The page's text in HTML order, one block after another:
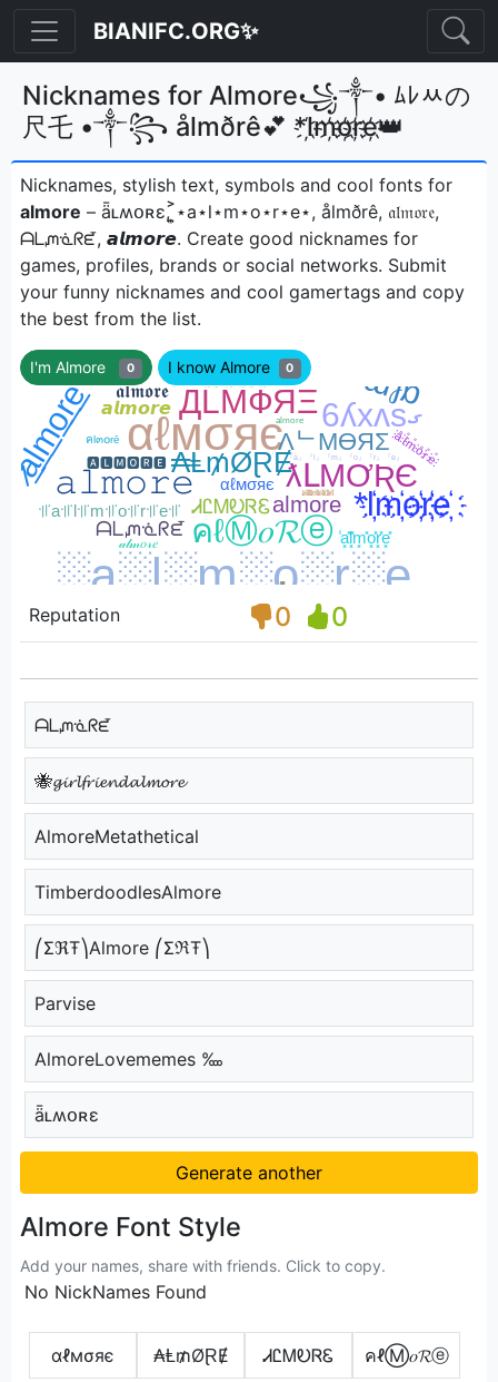
BIANIFC.ORG✨
Nicknames for Almore꧁༒• ﾑﾚﾶの
尺乇 •༒꧂ ålmðrê💕 *l҉m҉o҉r҉e҉👑
Nicknames, stylish text, symbols and cool fonts for
almore – ǟʟʍօʀɛ, ͎͍͐⋆a⋆l⋆m⋆o⋆r⋆e⋆, ålmðrê, 𝔞𝔩𝔪𝔬𝔯𝔢,
ᗩᒪᘻᓍᖇᘿ, 𝙖𝙡𝙢𝙤𝙧𝙚ㅤ. Create good nicknames for
games, profiles, brands or social networks. Submit
your funny nicknames and cool gamertags and copy
the best from the list.
I'm Almore 0 I know Almore 0
Reputation 0 0
ᗩᒪᘻᓍᖇᘿ
🐝𝓰𝓲𝓻𝓵𝓯𝓻𝓲𝓮𝓷𝓭𝓪𝓵𝓶𝓸𝓻𝓮
AlmoreMetathetical
TimberdoodlesAlmore
⎛ΣℜŦ⎞Almore ⎛ΣℜŦ⎞
Parvise
AlmoreLovememes ‱
ǟʟʍօʀɛ
Generate another
Almore Font Style
Add your names, share with friends. Click to copy.
No NickNames Found
αℓмσяє ₳Ⱡ₥ØⱤɆ ᏗᏝᎷᎧᏒᏋ คℓⓂ𝑜𝓡ⓔ